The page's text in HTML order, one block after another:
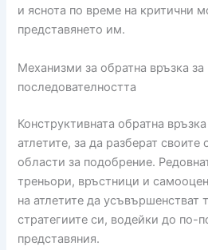
и яснота по време на критични
представянето им.
Механизми за обратна връзка
последователността
Конструктивната обратна
атлетите, за да разберат своите
области за подобрение.
треньори, връстници и
на атлетите да усъвършенстват
стратегиите си, водейки до по-
представяния.